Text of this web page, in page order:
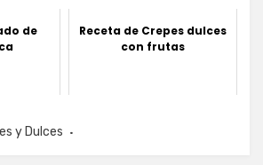
de
Receta de Crepes dulces
con frutas
y Dulces